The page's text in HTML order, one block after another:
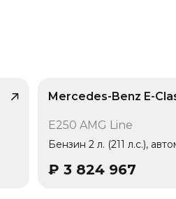
полосы, Предупреждение
автоудержания (Auto Hold),
Mercedes-Benz E-
E250 AMG Line
Бензин 2 л. (211 л.с.),
₽ 3 824 967